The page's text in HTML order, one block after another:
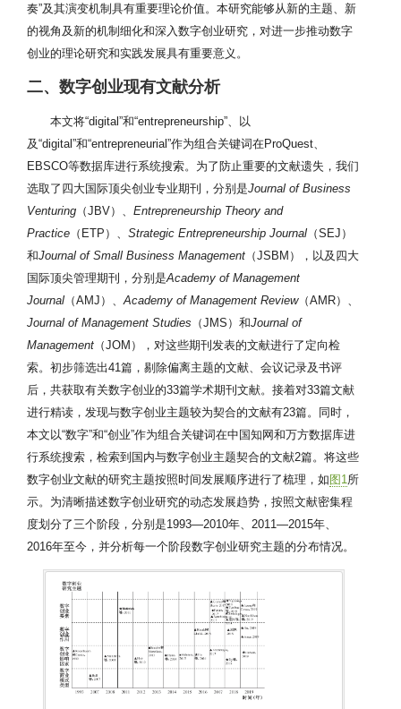
奏”及其演变机制具有重要理论价值。本研究能够从新的主题、新
的视角及新的机制细化和深入数字创业研究，对进一步推动数字
创业的理论研究和实践发展具有重要意义。
二、数字创业现有文献分析
本文将“digital”和“entrepreneurship”、以
及“digital”和“entrepreneurial”作为组合关键词在ProQuest、
EBSCO等数据库进行系统搜索。为了防止重要的文献遗失，我们
选取了四大国际顶尖创业专业期刊，分别是Journal of Business
Venturing （JBV）、Entrepreneurship Theory and
Practice （ETP）、Strategic Entrepreneurship Journal （SEJ）
和Journal of Small Business Management （JSBM），以及四大
国际顶尖管理期刊，分别是Academy of Management
Journal （AMJ）、Academy of Management Review（AMR）、
Journal of Management Studies （JMS）和Journal of
Management （JOM），对这些期刊发表的文献进行了定向检
索。初步筛选出41篇，剔除偏离主题的文献、会议记录及书评
后，共获取有关数字创业的33篇学术期刊文献。接着对33篇文献
进行精读，发现与数字创业主题较为契合的文献有23篇。同时，
本文以“数字”和“创业”作为组合关键词在中国知网和万方数据库进
行系统搜索，检索到国内与数字创业主题契合的文献2篇。将这些
数字创业文献的研究主题按照时间发展顺序进行了梳理，如 图1 所
示。为清晰描述数字创业研究的动态发展趋势，按照文献密集程
度划分了三个阶段，分别是1993—2010年、2011—2015年、
2016年至今，并分析每一个阶段数字创业研究主题的分布情况。